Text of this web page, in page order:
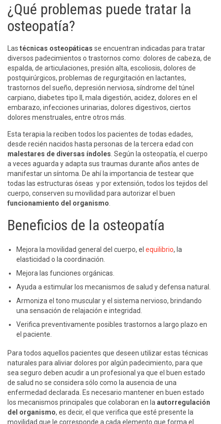
¿Qué problemas puede tratar la
osteopatía?
Las técnicas osteopáticas se encuentran indicadas para tratar
diversos padecimientos o trastornos como: dolores de cabeza, de
espalda, de articulaciones, presión alta, escoliosis, dolores de
postquirúrgicos, problemas de regurgitación en lactantes,
trastornos del sueño, depresión nerviosa, síndrome del túnel
carpiano, diabetes tipo ll, mala digestión, acidez, dolores en el
embarazo, infecciones urinarias, dolores digestivos, ciertos
dolores menstruales, entre otros más.
Esta terapia la reciben todos los pacientes de todas edades,
desde recién nacidos hasta personas de la tercera edad con
malestares de diversas índoles. Según la osteopatía, el cuerpo
a veces aguarda y adapta sus traumas durante años antes de
manifestar un síntoma. De ahí la importancia de testear que
todas las estructuras óseas y por extensión, todos los tejidos del
cuerpo, conserven su movilidad para autorizar el buen
funcionamiento del organismo.
Beneficios de la osteopatía
Mejora la movilidad general del cuerpo, elequilibrio, la
elasticidad o la coordinación.
Mejora las funciones orgánicas.
Ayuda a estimular los mecanismos de salud y defensa natural.
Armoniza el tono muscular y el sistema nervioso, brindando
una sensación de relajación e integridad.
Verifica preventivamente posibles trastornos a largo plazo en
el paciente.
Para todos aquellos pacientes que deseen utilizar estas técnicas
naturales para aliviar dolores por algún padecimiento, para que
sea seguro deben acudir a un profesional ya que el buen estado
de salud no se considera sólo como la ausencia de una
enfermedad declarada. Es necesario mantener en buen estado
los mecanismos principales que colaboran en laautorregulación
del organismo, es decir, el que verifica que esté presente la
movilidad que le corresponde a cada elemento que forma el